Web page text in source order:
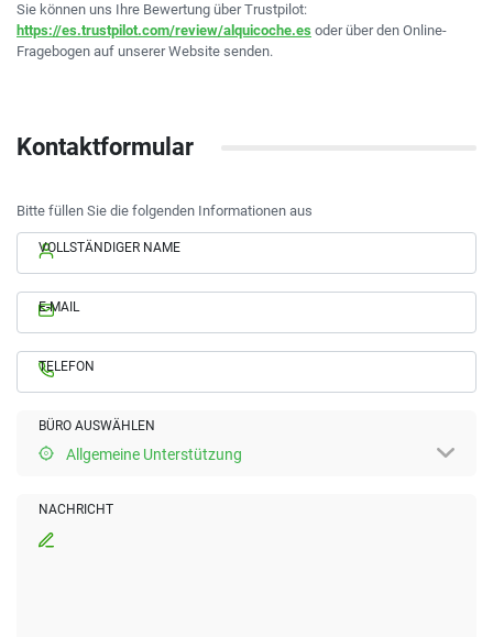
Sie können uns Ihre Bewertung über Trustpilot:
https://es.trustpilot.com/review/alquicoche.es oder über den Online-
Fragebogen auf unserer Website senden.
Kontaktformular
Bitte füllen Sie die folgenden Informationen aus
VOLLSTÄNDIGER NAME
E-MAIL
TELEFON
BÜRO AUSWÄHLEN
Allgemeine Unterstützung
NACHRICHT